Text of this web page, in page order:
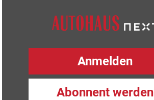
Anmelden
Abonnent werden